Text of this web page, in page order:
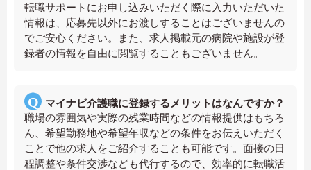
転職サポートにお申し込みいただく際に入力いただいた
情報は、応募先以外にお渡しすることはございませんの
でご安心ください。また、求人掲載元の病院や施設が登
録者の情報を自由に閲覧することもございません。
マイナビ介護職に登録するメリットはなんですか？
職場の雰囲気や実際の残業時間などの情報提供はもちろ
ん、希望勤務地や希望年収などの条件をお伝えいただく
ことで他の求人をご紹介することも可能です。面接の日
程調整や条件交渉なども代行するので、効率的に転職活